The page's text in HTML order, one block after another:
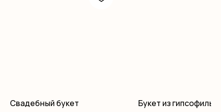
Свадебный букет Букет из гипсофилы